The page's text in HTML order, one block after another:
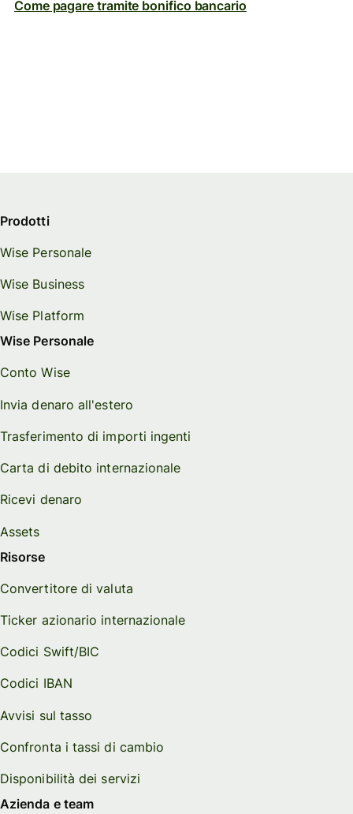
Come pagare tramite bonifico bancario
Prodotti
Wise Personale
Wise Business
Wise Platform
Wise Personale
Conto Wise
Invia denaro all'estero
Trasferimento di importi ingenti
Carta di debito internazionale
Ricevi denaro
Assets
Risorse
Convertitore di valuta
Ticker azionario internazionale
Codici Swift/BIC
Codici IBAN
Avvisi sul tasso
Confronta i tassi di cambio
Disponibilità dei servizi
Azienda e team